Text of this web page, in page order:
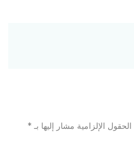
الحقول الإلزامية مشار إليها بـ *